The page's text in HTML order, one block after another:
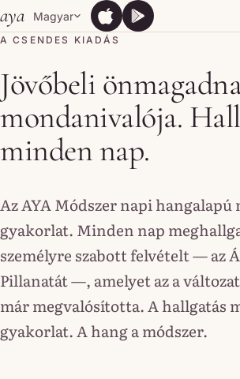
Skip to content
aya Magyar App Store
App StoreGoogle Play
Google Play
A CSENDES KIADÁS
Jövőbeli
mondanivalója.
minden nap.
Az AYA Módszer napi hangalapú
gyakorlat. Minden nap
személyre szabott felvételt — az
Pillanatát —, amelyet az a
már megvalósította. A hallgatás
gyakorlat. A hang a módszer.